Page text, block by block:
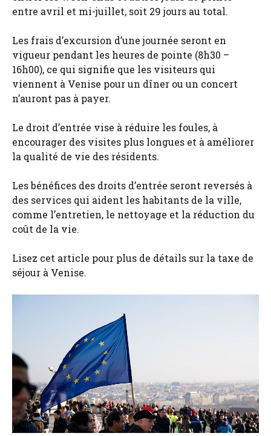
entre avril et mi-juillet, soit 29 jours au total.
Les frais d’excursion d’une journée seront en
vigueur pendant les heures de pointe (8h30 –
16h00), ce qui signifie que les visiteurs qui
viennent à Venise pour un dîner ou un concert
n’auront pas à payer.
Le droit d’entrée vise à réduire les foules, à
encourager des visites plus longues et à améliorer
la qualité de vie des résidents.
Les bénéfices des droits d’entrée seront reversés à
des services qui aident les habitants de la ville,
comme l’entretien, le nettoyage et la réduction du
coût de la vie.
Lisez cet article pour plus de détails sur la taxe de
séjour à Venise.